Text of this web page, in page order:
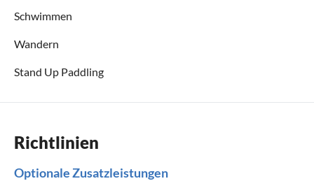
Schwimmen
Wandern
Stand Up Paddling
Richtlinien
Optionale Zusatzleistungen